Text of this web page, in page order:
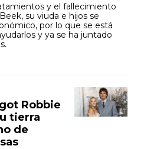
y el fallecimiento
su viuda e hijos se
por lo que se está
y ya se ha juntado
Robbie
tierra
de